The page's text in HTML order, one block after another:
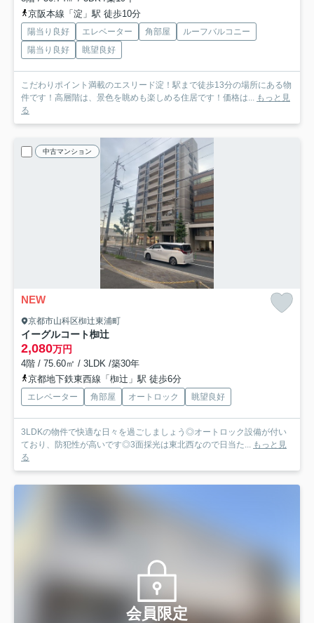
京阪本線「淀」駅 徒歩10分
陽当り良好 エレベーター 角部屋
ルーフバルコニー
陽当り良好
眺望良好
こだわりポイント満載のエスリード淀！駅まで徒歩13分の場所にある物
件です！高層階は、景色を眺めも楽しめる住居です！価格は... もっと見
る
中古マンション
NEW
京都市山科区椥辻東浦町
イーグルコート椥辻
2,080万円
4階 / 75.60㎡ / 3LDK /築30年
京都地下鉄東西線「椥辻」駅 徒歩6分
エレベーター 角部屋 オートロック 眺望良好
3LDKの物件で快適な日々を過ごしましょう◎オートロック設備が付い
ており、防犯性が高いです◎3面採光は東北西なので日当た... もっと見
る
会員限定